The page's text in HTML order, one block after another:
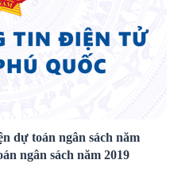
dự toán ngân sách năm
ngân sách năm 2019